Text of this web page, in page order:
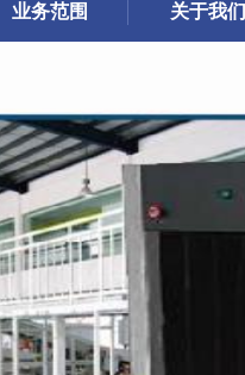
业务范围 关于我们